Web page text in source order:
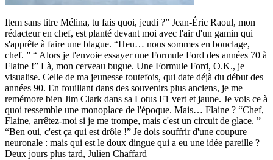
Item sans titre Mélina, tu fais quoi, jeudi ?” Jean-Éric Raoul, mon
rédacteur en chef, est planté devant moi avec l'air d'un gamin qui
s'apprête à faire une blague. “Heu… nous sommes en bouclage,
chef. ” “ Alors je t'envoie essayer une Formule Ford des années 70 à
Flaine !” Là, mon cerveau bugue. Une Formule Ford, O.K., je
visualise. Celle de ma jeunesse toutefois, qui date déjà du début des
années 90. En fouillant dans des souvenirs plus anciens, je me
remémore bien Jim Clark dans sa Lotus F1 vert et jaune. Je vois ce à
quoi ressemble une monoplace de l'époque. Mais… Flaine ? “Chef,
Flaine, arrêtez-moi si je me trompe, mais c'est un circuit de glace. ”
“Ben oui, c'est ça qui est drôle !” Je dois souffrir d'une coupure
neuronale : mais qui est le doux dingue qui a eu une idée pareille ?
Deux jours plus tard, Julien Chaffard